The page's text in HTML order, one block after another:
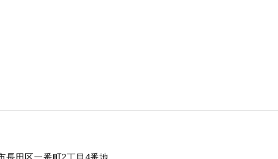
長田区一番町2丁目4番地